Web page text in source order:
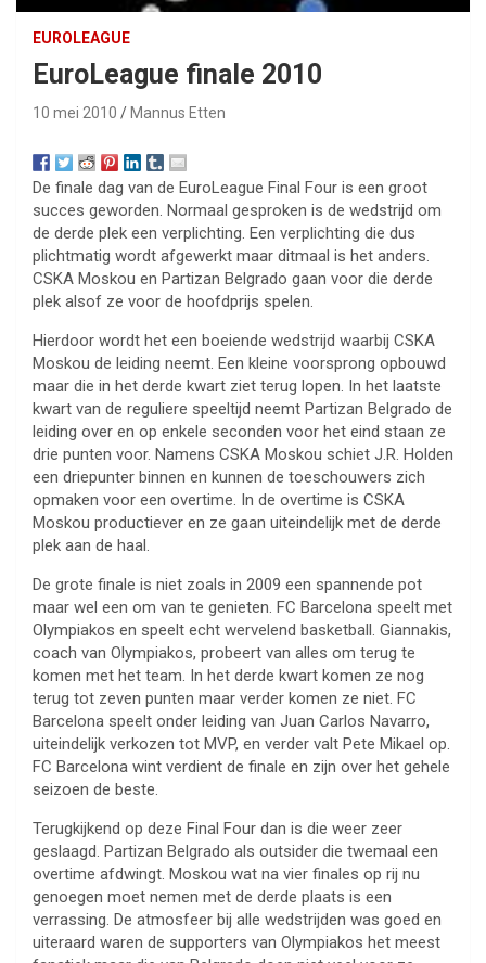
EUROLEAGUE
EuroLeague finale 2010
10 mei 2010 Mannus Etten
De finale dag van de EuroLeague Final Four is een groot
succes geworden. Normaal gesproken is de wedstrijd om
de derde plek een verplichting. Een verplichting die dus
plichtmatig wordt afgewerkt maar ditmaal is het anders.
CSKA Moskou en Partizan Belgrado gaan voor die derde
plek alsof ze voor de hoofdprijs spelen.
Hierdoor wordt het een boeiende wedstrijd waarbij CSKA
Moskou de leiding neemt. Een kleine voorsprong opbouwd
maar die in het derde kwart ziet terug lopen. In het laatste
kwart van de reguliere speeltijd neemt Partizan Belgrado de
leiding over en op enkele seconden voor het eind staan ze
drie punten voor. Namens CSKA Moskou schiet J.R. Holden
een driepunter binnen en kunnen de toeschouwers zich
opmaken voor een overtime. In de overtime is CSKA
Moskou productiever en ze gaan uiteindelijk met de derde
plek aan de haal.
De grote finale is niet zoals in 2009 een spannende pot
maar wel een om van te genieten. FC Barcelona speelt met
Olympiakos en speelt echt wervelend basketball. Giannakis,
coach van Olympiakos, probeert van alles om terug te
komen met het team. In het derde kwart komen ze nog
terug tot zeven punten maar verder komen ze niet. FC
Barcelona speelt onder leiding van Juan Carlos Navarro,
uiteindelijk verkozen tot MVP, en verder valt Pete Mikael op.
FC Barcelona wint verdient de finale en zijn over het gehele
seizoen de beste.
Terugkijkend op deze Final Four dan is die weer zeer
geslaagd. Partizan Belgrado als outsider die twemaal een
overtime afdwingt. Moskou wat na vier finales op rij nu
genoegen moet nemen met de derde plaats is een
verrassing. De atmosfeer bij alle wedstrijden was goed en
uiteraard waren de supporters van Olympiakos het meest